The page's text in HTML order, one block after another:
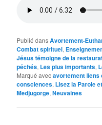
Publié dansAvortement-
Combat spirituel,
Jésus témoigne de la
péchés, Les plus importants,
Marqué avecavortement liens
consciences, Lisez la Parole
Medjugorge,Neuvaines